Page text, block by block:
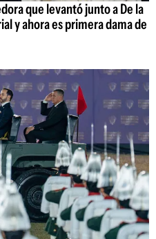
que levantó junto a De la
y ahora es primera dama de